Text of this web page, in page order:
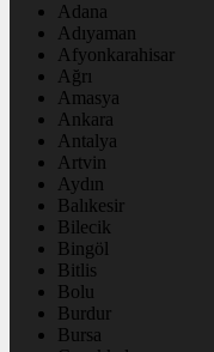
Adana
Adıyaman
Afyonkarahisar
Ağrı
Amasya
Ankara
Antalya
Artvin
Aydın
Balıkesir
Bilecik
Bingöl
Bitlis
Bolu
Burdur
Bursa